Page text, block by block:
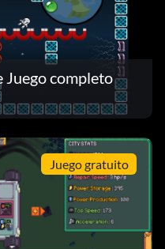
Juego completo
Juego gratuito